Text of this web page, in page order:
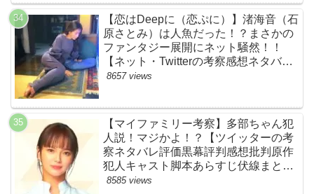
BE:FIRST・ビーファースト】
【恋はDeepに（恋ぷに）】渚海音（石
原さとみ）は人魚だった！？まさかの
ファンタジー展開にネット騒然！！
【ネット・Twitterの考察感想ネタバレ
評価評判あらすじまとめ】
8657 views
【マイファミリー考察】多部ちゃん犯
人説！マジかよ！？【ツイッターの考
察ネタバレ評価黒幕評判感想批判原作
犯人キャスト脚本あらすじ伏線まと
め・多部未華子】
8585 views